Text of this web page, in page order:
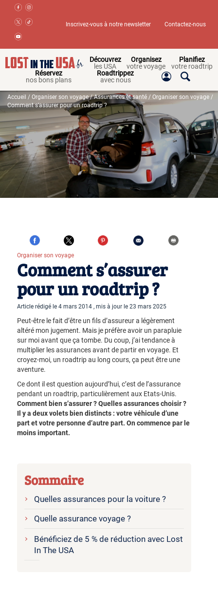
Inscrivez-vous à notre newsletter Contactez-nous
Découvrez
les USA
Organisez
votre voyage
Planifiez
votre roadtrip
Réservez
nos bons plans
Roadtrippez
avec nous
Accueil / Organiser son voyage/Assurances et santé / Organiser son voyage /
Comment s’assurer pour un roadtrip ?
Organiser son voyage
Comment s’assurer
pour un roadtrip ?
Article rédigé le 4 mars 2014 , mis à jour le 23 mars 2025
Peut-être le fait d’être un fils d’assureur a légèrement
altéré mon jugement. Mais je préfère avoir un parapluie
sur moi avant que ça tombe. Du coup, j’ai tendance à
multiplier les assurances avant de partir en voyage. Et
croyez-moi, un roadtrip au long cours, ça peut être une
aventure.
Ce dont il est question aujourd’hui, c’est de l’assurance
pendant un roadtrip, particulièrement aux Etats-Unis.
Comment bien s’assurer ? Quelles assurances choisir ?
Il y a deux volets bien distincts : votre véhicule d’une
part et votre personne d’autre part. On commence par le
moins important.
Sommaire
Quelles assurances pour la voiture ?
Quelle assurance voyage ?
Bénéficiez de 5 % de réduction avec Lost
In The USA